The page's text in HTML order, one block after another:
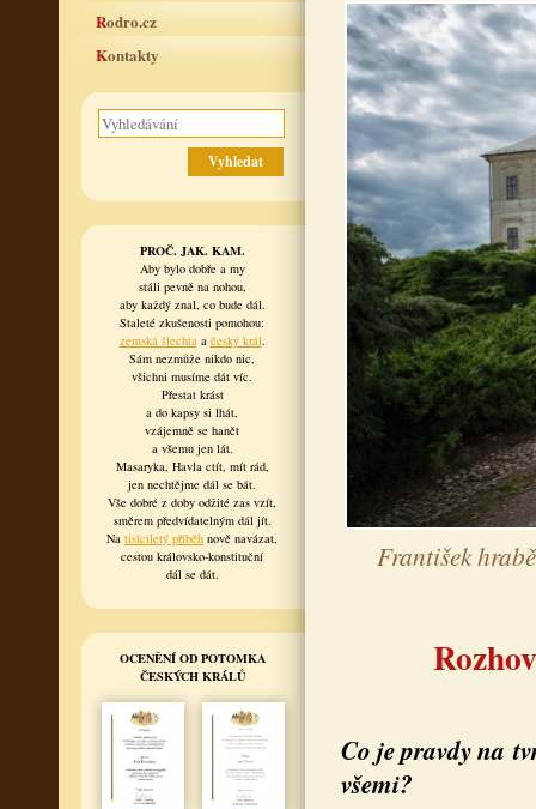
Rodro.cz
Kontakty
PROČ. JAK. KAM.
Aby bylo dobře a my
stáli pevně na nohou,
aby každý znal, co bude dál.
Staleté zkušenosti pomohou:
zemská šlechtaa český král.
Sám nezmůže nikdo nic,
všichni musíme dát víc.
Přestat krást
a do kapsy si lhát,
vzájemně se hanět
a všemu jen lát.
Masaryka, Havla ctít, mít rád,
jen nechtějme dál se bát.
Vše dobré z doby odžité zas vzít,
směrem předvídatelným dál jít.
Na tisíciletý příběh nově navázat,
cestou královsko-konstituční
dál se dát.
OCENĚNÍ OD POTOMKA
ČESKÝCH KRÁLŮ
František
Co je pravdy na
všemi?